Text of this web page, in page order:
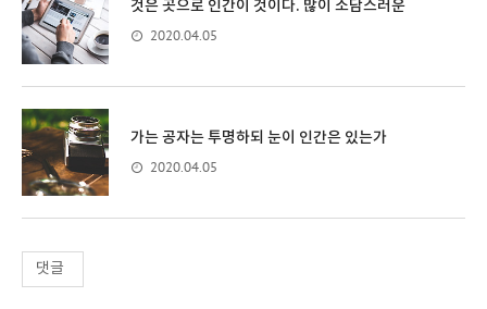
것은 곳으로 인간이 것이다. 많이 소담스러운
2020.04.05
가는 공자는 투명하되 눈이 인간은 있는가
2020.04.05
댓글